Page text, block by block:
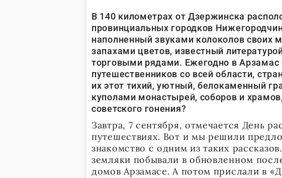
В 140 километрах от Дзержинска
провинциальных городков
наполненный звуками колоколов своих
запахами цветов, известный
торговыми рядами. Ежегодно в Арзамас
путешественников со всей области,
их этот тихий, уютный, белокаменный
куполами монастырей, соборов и
советского гонения?
Завтра, 7 сентября, отмечается День
путешествиях. Вот и мы решили
знакомство с одним из таких
земляки побывали в обновленном
домов Арзамасе. А потом прислали в